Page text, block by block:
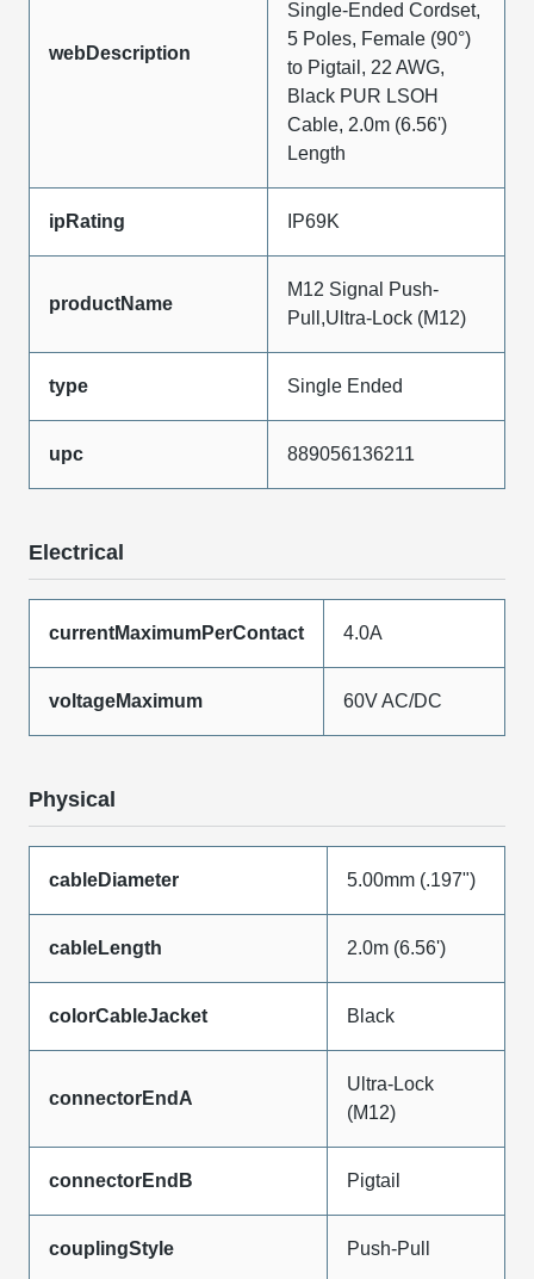
webDescription
Single-Ended Cordset,
5 Poles, Female (90°)
to Pigtail, 22 AWG,
Black PUR LSOH
Cable, 2.0m (6.56')
Length
ipRating IP69K
productName
M12 Signal Push-
Pull,Ultra-Lock (M12)
type Single Ended
upc 889056136211
Electrical
currentMaximumPerContact 4.0A
voltageMaximum 60V AC/DC
Physical
cableDiameter 5.00mm (.197")
cableLength 2.0m (6.56')
colorCableJacket Black
connectorEndA
Ultra-Lock
(M12)
connectorEndB Pigtail
couplingStyle Push-Pull